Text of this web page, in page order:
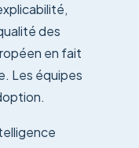
des
en fait
Les équipes